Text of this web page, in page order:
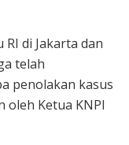
di Jakarta dan
telah
penolakan kasus
oleh Ketua KNPI